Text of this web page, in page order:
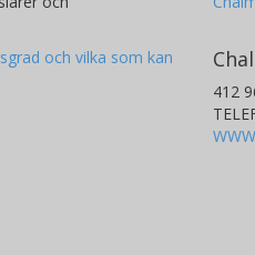
och vilka som kan
412